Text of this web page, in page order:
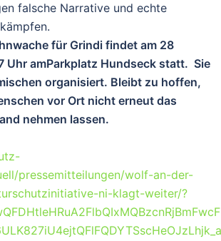
falsche Narrative und echte
für Grindi findet am 28
Uhr amParkplatz Hundseck statt. Sie
organisiert. Bleibt zu hoffen,
vor Ort nicht erneut das
nehmen lassen.
pressemitteilungen/wolf-an-der-
ni-klagt-weiter/?